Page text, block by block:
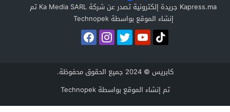
Kapress.ma جريدة إلكترونية تصدر عن شركة Ka Media SARL تم
إنشاء الموقع بواسطة Technopek
كابريس © 2024 جميع الحقوق محفوظة.
تم إنشاء الموقع بواسطةTechnopek